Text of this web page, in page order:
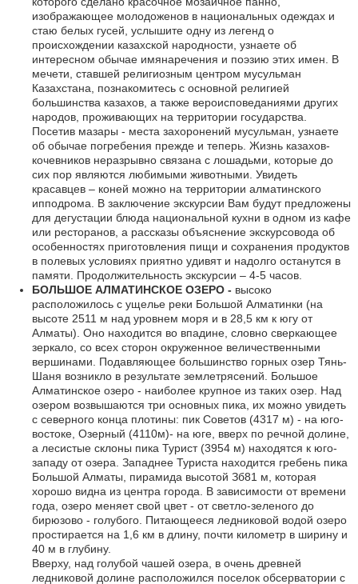
изображающее молодоженов в национальных одеждах и
стаю белых гусей, услышите одну из легенд о
происхождении казахской народности, узнаете об
интересном обычае имянаречения и поэзию этих имен. В
мечети, ставшей религиозным центром мусульман
Казахстана, познакомитесь с основной религией
большинства казахов, а также вероисповеданиями других
народов, проживающих на территории государства.
Посетив мазары - места захоронений мусульман, узнаете
об обычае погребения прежде и теперь. Жизнь казахов-
кочевников неразрывно связана с лошадьми, которые до
сих пор являются любимыми животными. Увидеть
красавцев – коней можно на территории алматинского
ипподрома. В заключение экскурсии Вам будут предложены
для дегустации блюда национальной кухни в одном из кафе
или ресторанов, а рассказы объяснение экскурсовода об
особенностях приготовления пищи и сохранения продуктов
в полевых условиях приятно удивят и надолго останутся в
памяти. Продолжительность экскурсии – 4-5 часов.
БОЛЬШОЕ АЛМАТИНСКОЕ ОЗЕРО - высоко
расположилось с ущелье реки Большой Алматинки (на
высоте 2511 м над уровнем моря и в 28,5 км к югу от
Алматы). Оно находится во впадине, словно сверкающее
зеркало, со всех сторон окруженное величественными
вершинами. Подавляющее большинство горных озер Тянь-
Шаня возникло в результате землетрясений. Большое
Алматинское озеро - наиболее крупное из таких озер. Над
озером возвышаются три основных пика, их можно увидеть
с северного конца плотины: пик Советов (4317 м) - на юго-
востоке, Озерный (4110м)- на юге, вверх по речной долине,
а лесистые склоны пика Турист (3954 м) находятся к юго-
западу от озера. Западнее Туриста находится гребень пика
Большой Алматы, пирамида высотой Зб81 м, которая
хорошо видна из центра города. В зависимости от времени
года, озеро меняет свой цвет - от светло-зеленого до
бирюзово - голубого. Питающееся ледниковой водой озеро
простирается на 1,6 км в длину, почти километр в ширину и
40 м в глубину.
Вверху, над голубой чашей озера, в очень древней
ледниковой долине расположился поселок обсерватории с